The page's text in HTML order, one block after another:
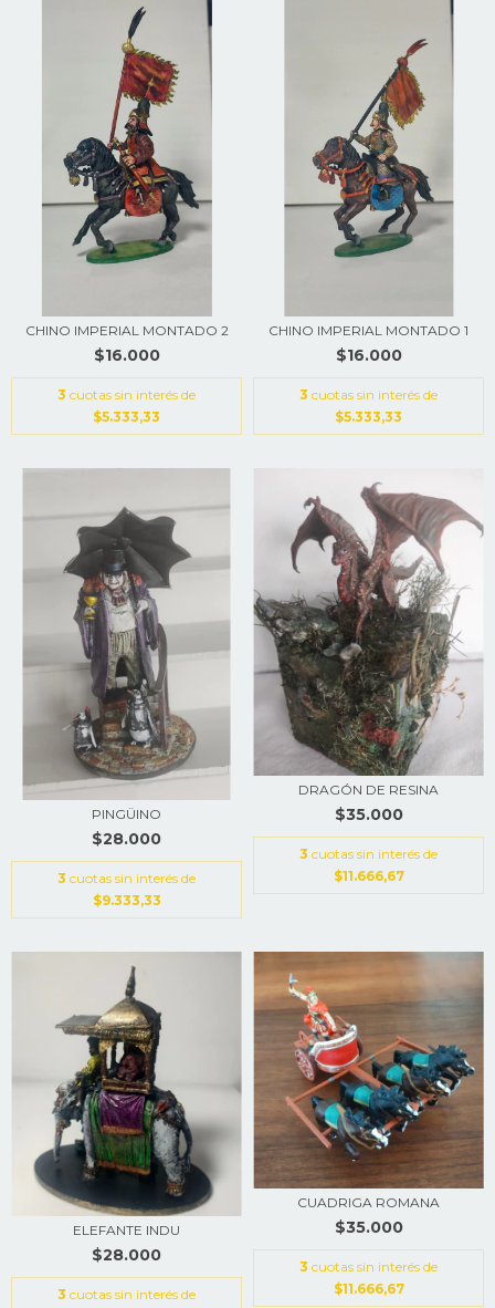
CHINO IMPERIAL MONTADO 2
$16.000
3 cuotas sin interés de
$5.333,33
CHINO IMPERIAL MONTADO 1
$16.000
3 cuotas sin interés de
$5.333,33
PINGÜINO
$28.000
3 cuotas sin interés de
$9.333,33
DRAGÓN DE RESINA
$35.000
3 cuotas sin interés de
$11.666,67
ELEFANTE INDU
$28.000
3 cuotas sin interés de
CUADRIGA ROMANA
$35.000
3 cuotas sin interés de
$11.666,67